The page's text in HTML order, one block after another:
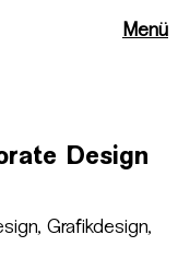
Menü
Design
, Grafikdesign,